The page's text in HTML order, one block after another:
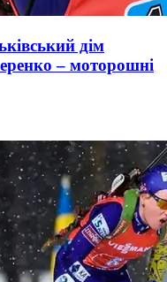
дім
– моторошні